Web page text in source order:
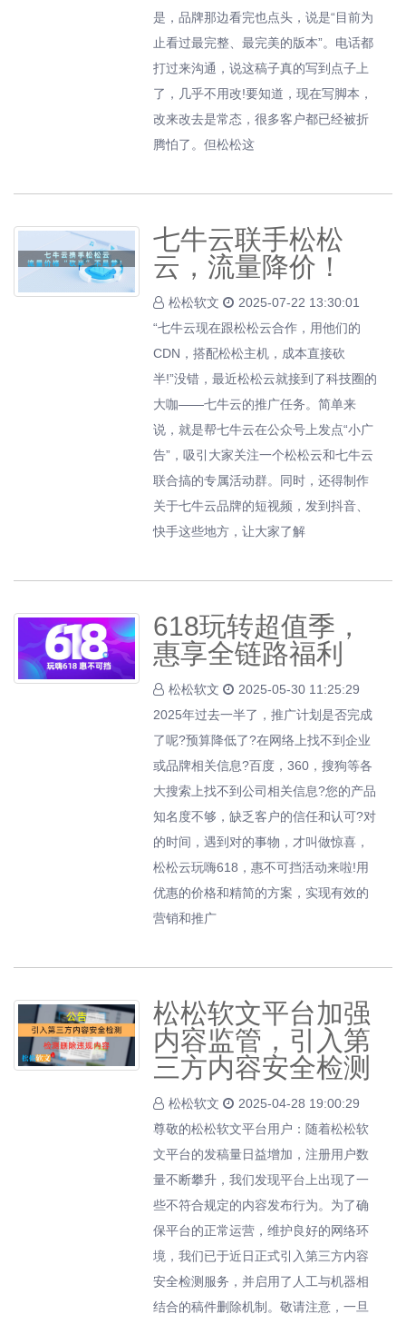
是，品牌那边看完也点头，说是“目前为
止看过最完整、最完美的版本”。电话都
打过来沟通，说这稿子真的写到点子上
了，几乎不用改!要知道，现在写脚本，
改来改去是常态，很多客户都已经被折
腾怕了。但松松这
七牛云联手松松
云，流量降价！
松松软文
2025-07-22 13:30:01
“七牛云现在跟松松云合作，用他们的
CDN，搭配松松主机，成本直接砍
半!”没错，最近松松云就接到了科技圈的
大咖——七牛云的推广任务。简单来
说，就是帮七牛云在公众号上发点“小广
告”，吸引大家关注一个松松云和七牛云
联合搞的专属活动群。同时，还得制作
关于七牛云品牌的短视频，发到抖音、
快手这些地方，让大家了解
618玩转超值季，
惠享全链路福利
松松软文
2025-05-30 11:25:29
2025年过去一半了，推广计划是否完成
了呢?预算降低了?在网络上找不到企业
或品牌相关信息?百度，360，搜狗等各
大搜索上找不到公司相关信息?您的产品
知名度不够，缺乏客户的信任和认可?对
的时间，遇到对的事物，才叫做惊喜，
松松云玩嗨618，惠不可挡活动来啦!用
优惠的价格和精简的方案，实现有效的
营销和推广
松松软文平台加强
内容监管，引入第
三方内容安全检测
松松软文
2025-04-28 19:00:29
尊敬的松松软文平台用户：随着松松软
文平台的发稿量日益增加，注册用户数
量不断攀升，我们发现平台上出现了一
些不符合规定的内容发布行为。为了确
保平台的正常运营，维护良好的网络环
境，我们已于近日正式引入第三方内容
安全检测服务，并启用了人工与机器相
结合的稿件删除机制。敬请注意，一旦